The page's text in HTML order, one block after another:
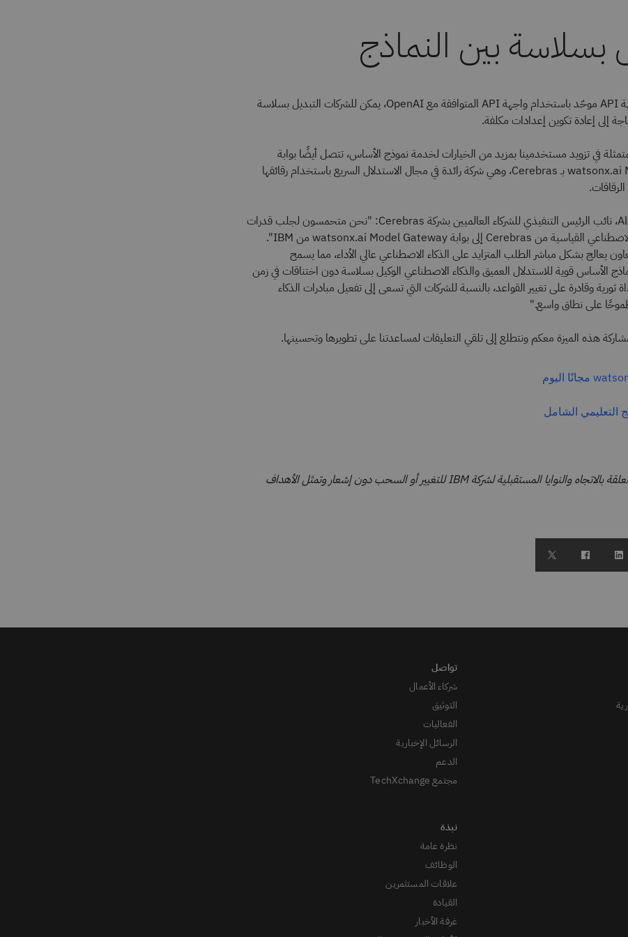
بسلاسة بين النماذج
من خلال نهج واجهة API موحّد باستخدام واجهة API المتوافقة مع OpenAI، يمكن للشركات التبديل بسلاسة
إلى إعادة تكوين إعدادات مكلفة.
في تزويد مستخدمينا بمزيد من الخيارات لخدمة نموذج الأساس، تتصل أيضًا بوابة
watsonx.ai Model Gateway بـ Cerebras، وهي شركة رائدة في مجال الاستدلال السريع باستخدام رقائقها
قال Alan Chhabra، نائب الرئيس التنفيذي للشركاء العالميين بشركة Cerebras: "نحن متحمسون لجلب قدرات
الاستدلال بالذكاء الاصطناعي القياسية من Cerebras إلى بوابة watsonx.ai Model Gateway من IBM".
يعالج بشكل مباشر الطلب المتزايد على الذكاء الاصطناعي عالي الأداء، مما يسمح
الأساس قوية للاستدلال العميق والذكاء الاصطناعي الوكيل بسلاسة دون اختناقات في زمن
ثورية وقادرة على تغيير القواعد، بالنسبة للشركات التي تسعى إلى تفعيل مبادرات الذكاء
طموحًا على نطاق واسع."
هذه الميزة معكم ونتطلع إلى تلقي التعليقات لمساعدتنا على تطويرها وتحسينها.
التعليمي الشامل
تخضع البيانات المتعلقة بالاتجاه والنوايا المستقبلية لشركة IBM للتغيير أو السحب دون إشعار وتمثل الأهداف
شركاء الأعمال
التوثيق
الفعاليات
الرسائل الإخبارية
الدعم
مجتمع TechXchange
نظرة عامة
الوظائف
علاقات المستثمرين
القيادة
غرفة الأخبار